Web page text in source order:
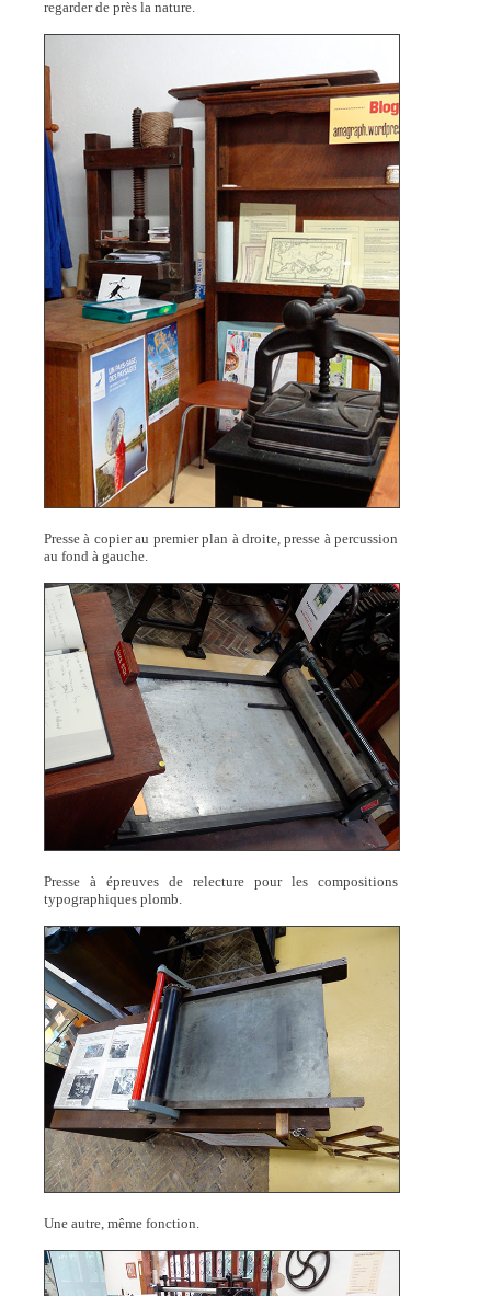
regarder de près la nature.
Presse à copier au premier plan à droite, presse à percussion
au fond à gauche.
Presse à épreuves de relecture pour les compositions
typographiques plomb.
Une autre, même fonction.